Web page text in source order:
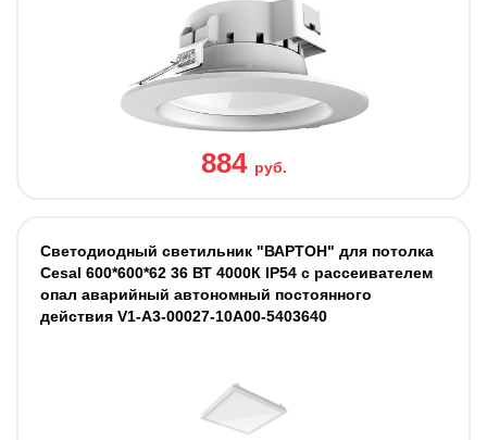
884 руб.
Светодиодный светильник "ВАРТОН" для потолка
Cesal 600*600*62 36 ВТ 4000К IP54 с рассеивателем
опал аварийный автономный постоянного
действия V1-A3-00027-10A00-5403640